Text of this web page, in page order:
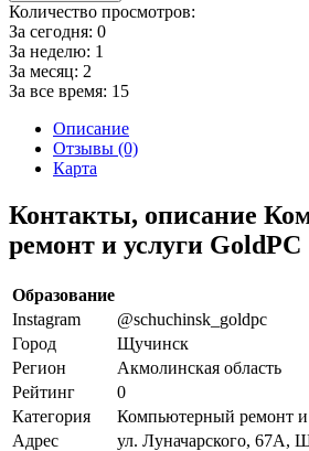
Количество просмотров:
За сегодня: 0
За неделю: 1
За месяц: 2
За все время: 15
Описание
Отзывы (0)
Карта
Контакты, описание
ремонт и услуги GoldPC
Образование
Instagram
@schuchinsk_goldpc
Город
Щучинск
Регион
Акмолинская область
Рейтинг
0
Категория
Компьютерный ремонт и
Адрес
ул. Луначарского, 67А,